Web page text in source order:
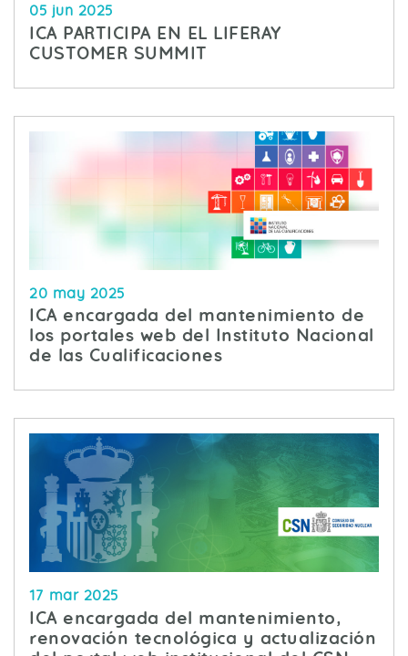
05 jun 2025
ICA PARTICIPA EN EL LIFERAY
CUSTOMER SUMMIT
20 may 2025
ICA encargada del mantenimiento de
los portales web del Instituto Nacional
de las Cualificaciones
17 mar 2025
ICA encargada del mantenimiento,
renovación tecnológica y actualización